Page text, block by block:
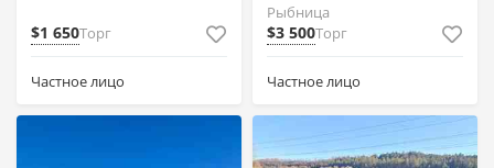
$1 650Торг
Частное лицо
Рыбница
$3 500Торг
Частное лицо